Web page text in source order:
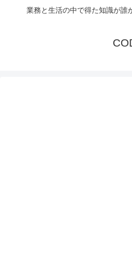
業務と生活の中で得た知識が誰